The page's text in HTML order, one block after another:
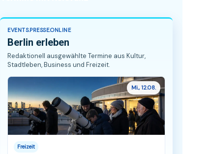
EVENTS.PRESSE.ONLINE
Berlin erleben
Redaktionell ausgewählte Termine aus Kultur,
Stadtleben, Business und Freizeit.
Mi., 12.08.
Freizeit